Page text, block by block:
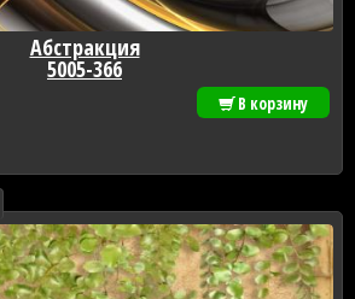
Абстракция
5005-366
В корзину